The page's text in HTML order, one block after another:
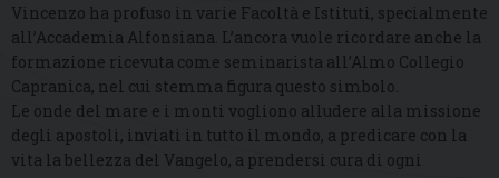
Vincenzo ha profuso in varie Facoltà e Istituti, specialmente
all’Accademia Alfonsiana. L’ancora vuole ricordare anche la
formazione ricevuta come seminarista all’Almo Collegio
Capranica, nel cui stemma figura questo simbolo.
Le onde del mare e i monti vogliono alludere alla missione
degli apostoli, inviati in tutto il mondo, a predicare con la
vita la bellezza del Vangelo, a prendersi cura di ogni